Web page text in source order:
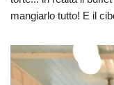
mangiarlo tutto! E il